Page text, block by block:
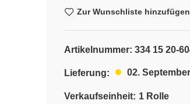
Zur Wunschliste hinzufügen
Artikelnummer: 334 15 20-
Lieferung: 02.
Verkaufseinheit: 1 Rolle